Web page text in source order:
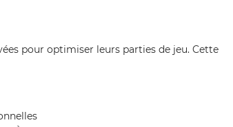
pour optimiser leurs parties de jeu. Cette